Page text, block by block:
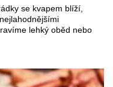
se kvapem blíží,
lehký oběd nebo